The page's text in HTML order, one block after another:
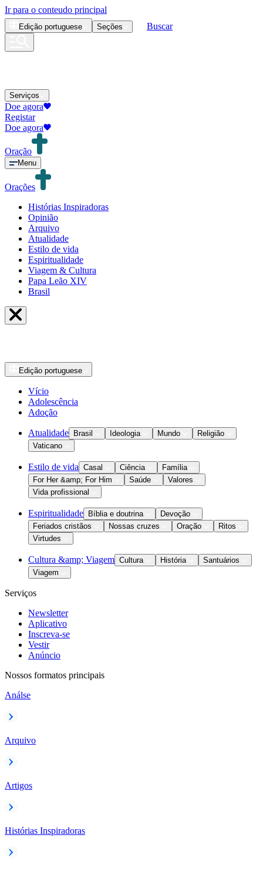
Ir para o conteudo principal
Edição portuguese Seções Buscar
Serviços
Doe agora
Registar
Doe agora
Oração
Menu
Orações
Histórias Inspiradoras
Opinião
Arquivo
Atualidade
Estilo de vida
Espiritualidade
Viagem & Cultura
Papa Leão XIV
Brasil
Edição portuguese
Vício
Adolescência
Adoção
Atualidade Brasil Ideologia Mundo
Religião
Vaticano
Estilo de vida Casal Ciência
Família
For Her &amp; For Him
Saúde
Valores
Vida profissional
Espiritualidade Bíblia e doutrina
Devoção
Feriados cristãos
Nossas cruzes Oração
Ritos
Virtudes
Cultura &amp; Viagem Cultura História
Santuários
Viagem
Serviços
Newsletter
Aplicativo
Inscreva-se
Vestir
Anúncio
Nossos formatos principais
Análse
Arquivo
Artigos
Histórias Inspiradoras